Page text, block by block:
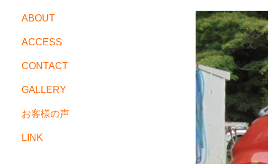
ABOUT
ACCESS
CONTACT
GALLERY
お客様の声
LINK